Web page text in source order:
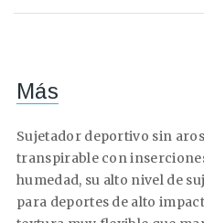
Más
Sujetador deportivo sin
transpirable con
humedad, su alto nivel de
para deportes de alto